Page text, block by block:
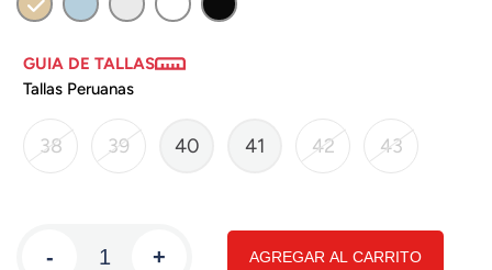
GUIA DE TALLAS
Tallas Peruanas
38 39 40 41 42 43
- + AGREGAR AL CARRITO